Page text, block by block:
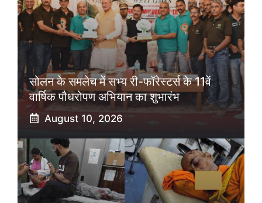
सोलन के समलेच में सभ्य री-फॉरेस्टर्स के 11वें
वार्षिक पौधरोपण अभियान का शुभारंभ
August 10, 2026